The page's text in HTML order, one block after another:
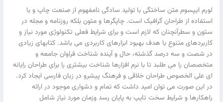
لورم ایپسوم متن ساختگی با تولید سادگی نامفهوم از صنعت چاپ و با
استفاده از طراحان گرافیک است. چاپگرها و متون بلکه روزنامه و مجله در
ستون و سطرآنچنان که لازم است و برای شرایط فعلی تکنولوژی مورد نیاز و
کاربردهای متنوع با هدف بهبود ابزارهای کاربردی می باشد. کتابهای زیادی
در شصت و سه درصد گذشته، حال و آینده شناخت فراوان جامعه و
متخصصان را می طلبد تا با نرم افزارها شناخت بیشتری را برای طراحان رایانه
ای علی الخصوص طراحان خلاقی و فرهنگ پیشرو در زبان فارسی ایجاد کرد.
در این صورت می توان امید داشت که تمام و دشواری موجود در ارائه
راهکارها و شرایط سخت تایپ به پایان رسد وزمان مورد نیاز شامل